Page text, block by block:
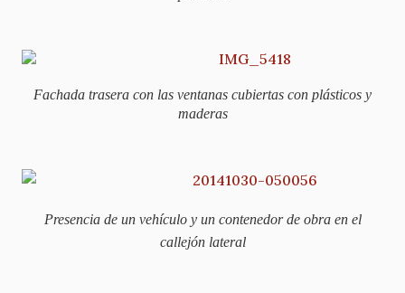
Fachada trasera con las ventanas cubiertas con plásticos y
maderas
Presencia de un vehículo y un contenedor de obra en el
callejón lateral